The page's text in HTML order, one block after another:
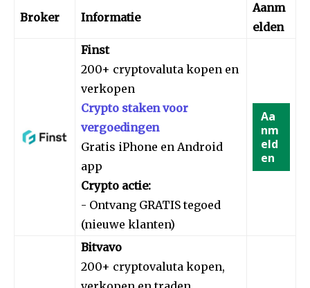
Broker Informatie
Aanm
elden
Finst
200+ cryptovaluta kopen en
verkopen
Crypto staken voor
vergoedingen
Gratis iPhone en Android
app
Crypto actie:
- Ontvang GRATIS tegoed
(nieuwe klanten)
Aa
nm
eld
en
Bitvavo
200+ cryptovaluta kopen,